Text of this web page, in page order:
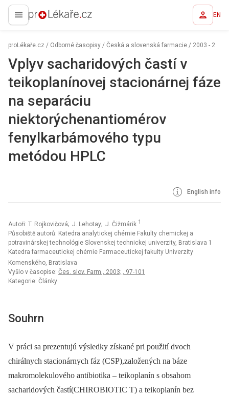
proLékaře.cz EN
proLékaře.cz / Odborné časopisy / Česká a slovenská farmacie / 2003 - 2
Vplyv sacharidových častí v
teikoplanínovej stacionárnej fáze
na separáciu
niektorýchenantiomérov
fenylkarbámového typu
metódou HPLC
English info
Autoři: T. Rojkovičová; J. Lehotay; J. Čižmárik 1
Působiště autorů: Katedra analytickej chémie Fakulty chemickej a
potravinárskej technológie Slovenskej technickej univerzity, Bratislava 1
Katedra farmaceutickej chémie Farmaceutickej fakulty Univerzity
Komenského, Bratislava
Vyšlo v časopise: Čes. slov. Farm., 2003; , 97-101
Kategorie: Články
Souhrn
V práci sa prezentujú výsledky získané pri použití dvoch
chirálnych stacionárnych fáz (CSP),založených na báze
makromolekulového antibiotika –⁠ teikoplanín s obsahom
sacharidových častí(CHIROBIOTIC T) a teikoplanín bez